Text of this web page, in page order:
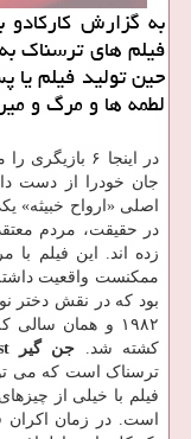
به گزارش کارکادو
فیلم های ترسناک
حین تولید فیلم یا
لطمه ها و مرگ و
در اینجا ۶
جان خودرا از دست
اصلی «ارواح خبیثه»
در حقیقت، مردم
زده اند. این فیلم
ممکنست واقعیت
بود که در نقش دختر
۱۹۸۲ و همان
کشته شد. جن گیر Exorcist
ترسناک است که می
فیلم با خیلی از